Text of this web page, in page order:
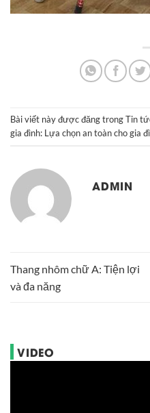
Bài viết này được đăng trongTin
gia đình: Lựa chọn an toàn cho gia
ADMIN
Thang nhôm chữ A: Tiện lợi
và đa năng
VIDEO